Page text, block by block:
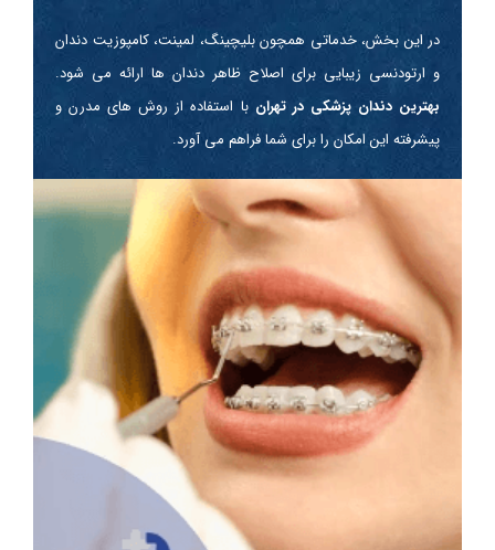
در این بخش، خدماتی همچون بلیچینگ، لمینت، کامپوزیت دندان
و ارتودنسی زیبایی برای اصلاح ظاهر دندان ها ارائه می شود.
بهترین دندان پزشکی در تهران با استفاده از روش های مدرن و
پیشرفته این امکان را برای شما فراهم می آورد.